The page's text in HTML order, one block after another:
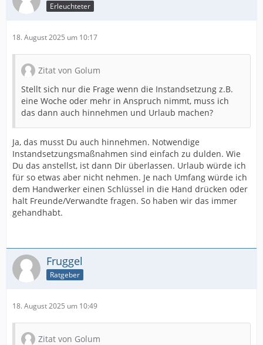
Erleuchteter
18. August 2025 um 10:17
Zitat von Golum
Stellt sich nur die Frage wenn die Instandsetzung z.B.
eine Woche oder mehr in Anspruch nimmt, muss ich
das dann auch hinnehmen und Urlaub machen?
Ja, das musst Du auch hinnehmen. Notwendige
Instandsetzungsmaßnahmen sind einfach zu dulden. Wie
Du das anstellst, ist dann Dir überlassen. Urlaub würde ich
für so etwas aber nicht nehmen. Je nach Umfang würde ich
dem Handwerker einen Schlüssel in die Hand drücken oder
halt Freunde/Verwandte fragen. So haben wir das immer
gehandhabt.
Fruggel
Ratgeber
18. August 2025 um 10:49
Zitat von Golum